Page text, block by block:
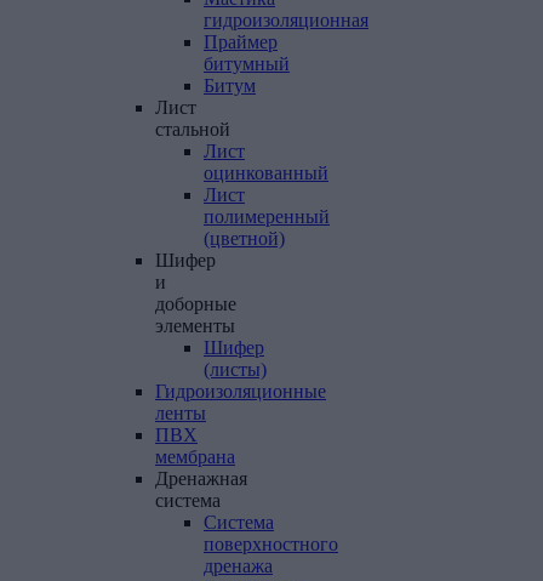
гидроизоляционная
Праймер
битумный
Битум
Лист
стальной
Лист
оцинкованный
Лист
полимеренный
(цветной)
Шифер
и
доборные
элементы
Шифер
(листы)
Гидроизоляционные
ленты
ПВХ
мембрана
Дренажная
система
Система
поверхностного
дренажа